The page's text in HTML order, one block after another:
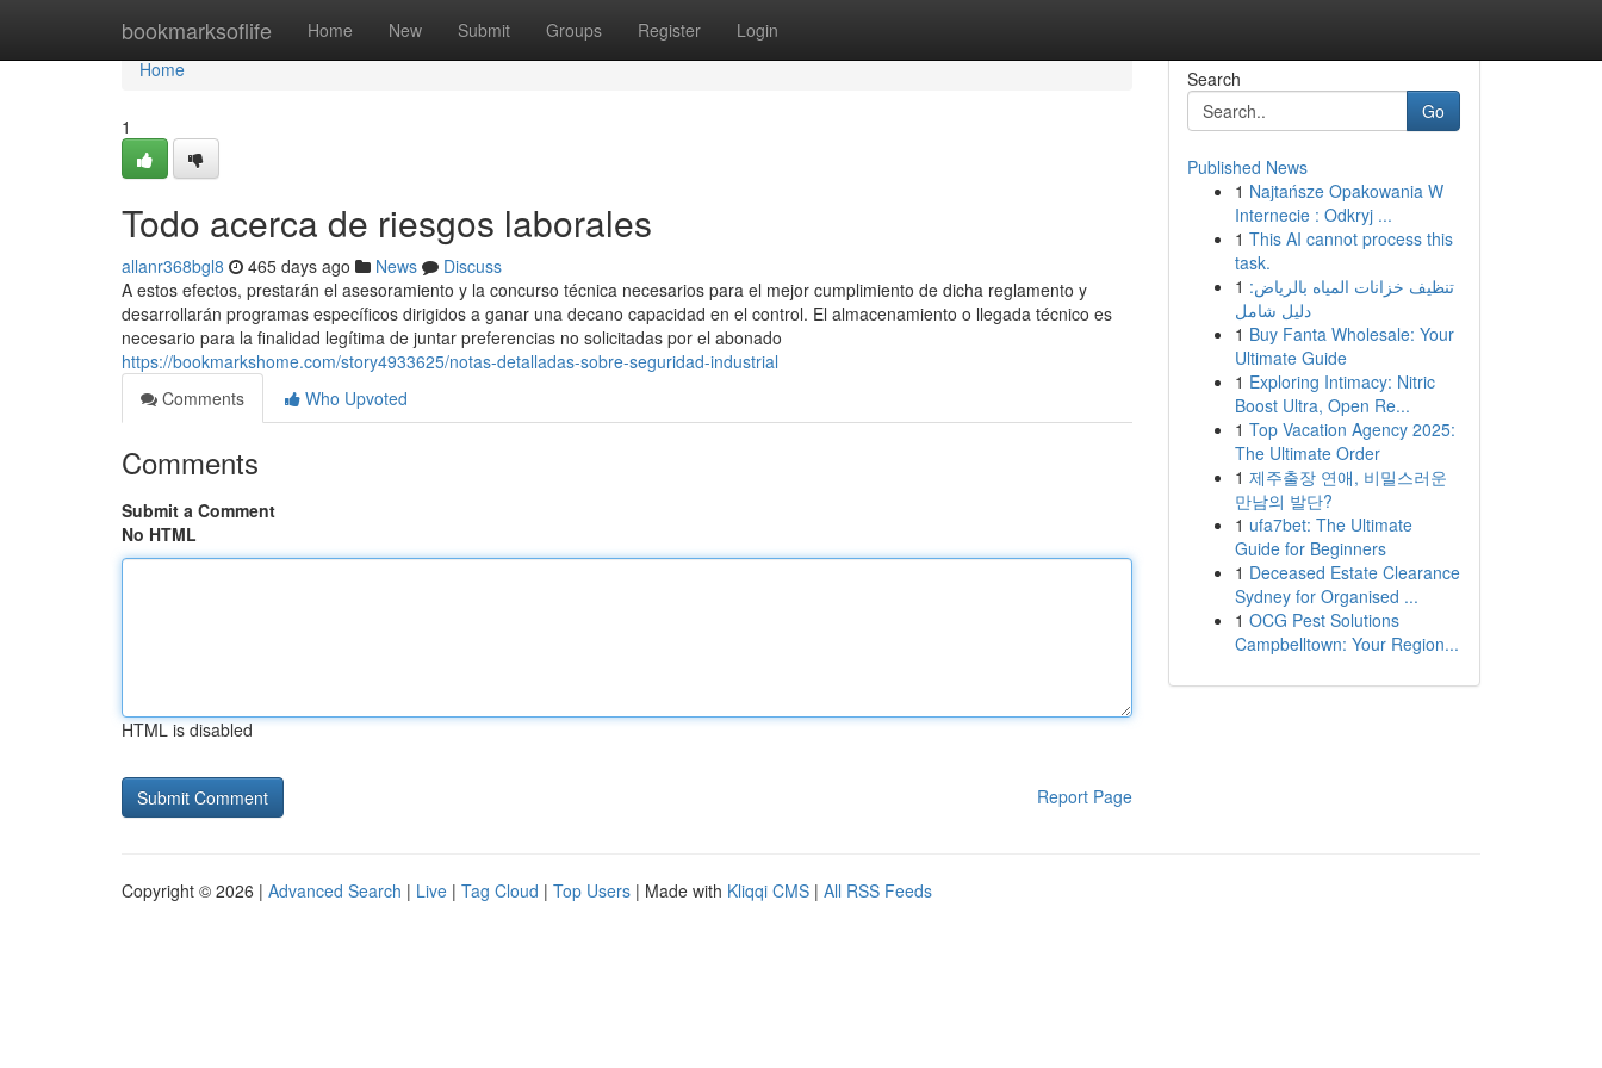
bookmarksoflife Home New Submit Groups Register Login
Home
Home
1
Todo acerca de riesgos laborales
allanr368bgl8 465 days ago News
Discuss
A estos efectos, prestarán el asesoramiento y la concurso técnica necesarios para el mejor cumplimiento de dicha reglamento y
desarrollarán programas específicos dirigidos a ganar una decano capacidad en el control. El almacenamiento o llegada técnico es
necesario para la finalidad legítima de juntar preferencias no solicitadas por el abonado
https://bookmarkshome.com/story4933625/notas-detalladas-sobre-seguridad-industrial
Comments
Who Upvoted
Comments
Submit a Comment
No HTML
HTML is disabled
Report Page
Search
Go
Published News
1 Najtańsze Opakowania W
Internecie : Odkryj ...
1 This AI cannot process this
task.
1 تنظيف خزانات المياه بالرياض:
دليل شامل
1 Buy Fanta Wholesale: Your
Ultimate Guide
1 Exploring Intimacy: Nitric
Boost Ultra, Open Re...
1 Top Vacation Agency 2025:
The Ultimate Order
1 제주출장 연애, 비밀스러운
만남의 발단?
1 ufa7bet: The Ultimate
Guide for Beginners
1 Deceased Estate Clearance
Sydney for Organised ...
1 OCG Pest Solutions
Campbelltown: Your Region...
Copyright © 2026 | Advanced Search | Live | Tag Cloud | Top Users | Made with Kliqqi CMS | All RSS Feeds